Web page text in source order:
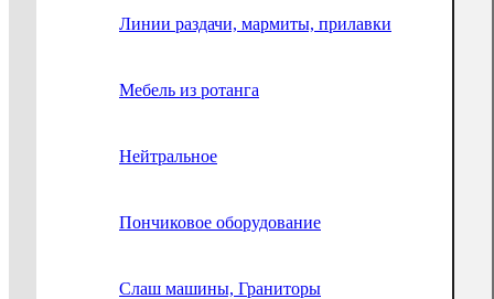
Линии раздачи, мармиты, прилавки
Мебель из ротанга
Нейтральное
Пончиковое оборудование
Слаш машины, Граниторы